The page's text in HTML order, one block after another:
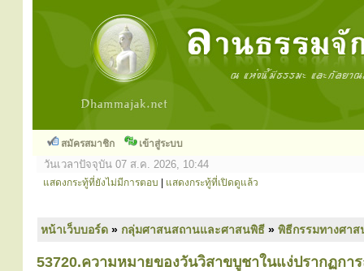
สมัครสมาชิก เข้าสู่ระบบ
วันเวลาปัจจุบัน 07 ส.ค. 2026, 10:44
แสดงกระทู้ที่ยังไม่มีการตอบ แสดงกระทู้ที่เปิดดูแล้ว
หน้าเว็บบอร์ด » กลุ่มศาสนสถานและศาสนพิธี » พิธีกรรมทางศา
53720.ความหมายของวันวิสาขบูชาในแง่ปรากฏกา